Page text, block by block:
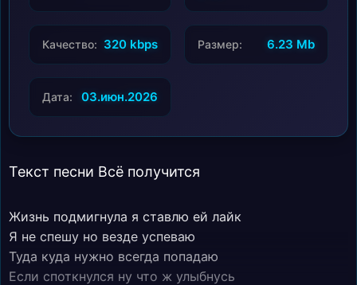
Качество: 320 kbps Размер: 6.23 Mb
Дата: 03.июн.2026
Текст песни Всё получится
Жизнь подмигнула я ставлю ей лайк
Я не спешу но везде успеваю
Туда куда нужно всегда попадаю
Если споткнулся ну что ж улыбнусь